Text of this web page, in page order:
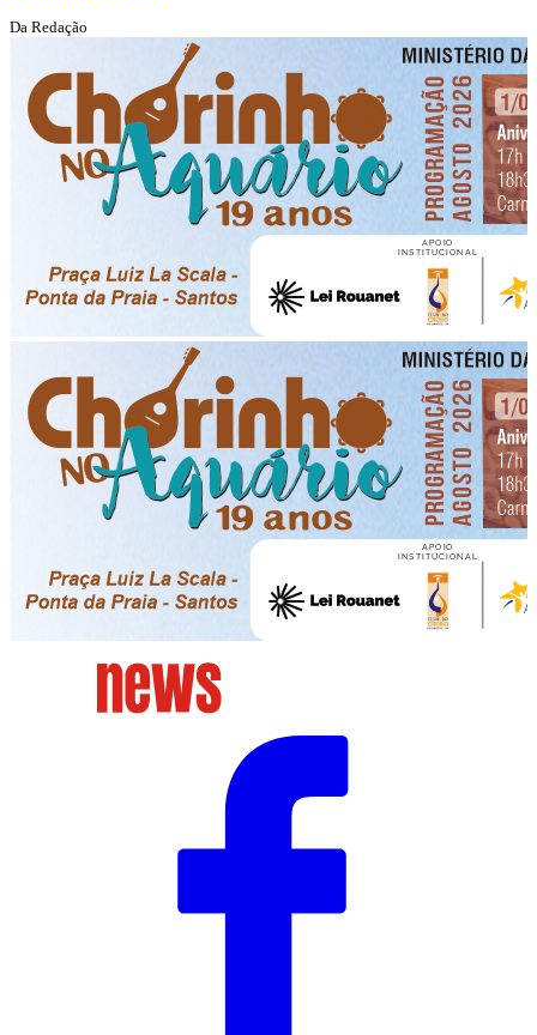
Da Redação